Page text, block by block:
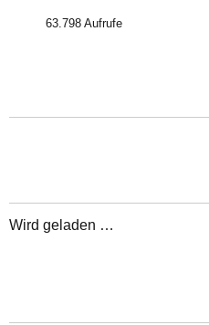
63.798 Aufrufe
Wird geladen …